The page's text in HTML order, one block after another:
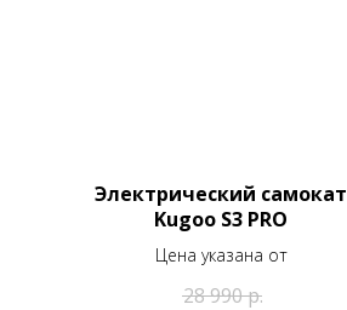
Электрический самокат
Kugoo S3 PRO
Цена указана от
28 990р.